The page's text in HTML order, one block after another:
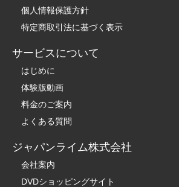
個人情報保護方針
特定商取引法に基づく表示
サービスについて
はじめに
体験版動画
料金のご案内
よくある質問
ジャパンライム株式会社
会社案内
DVDショッピングサイト